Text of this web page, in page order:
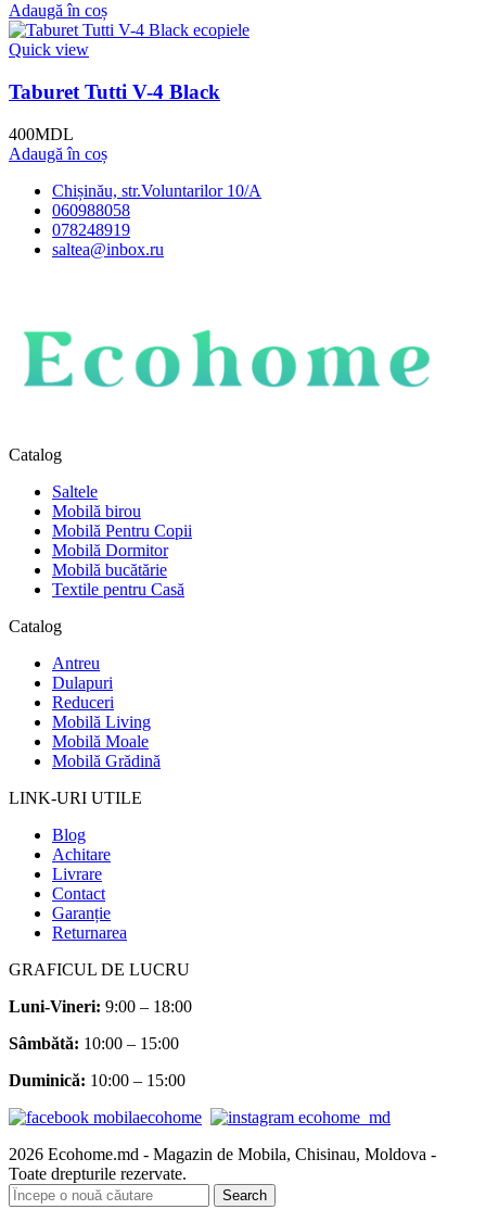
Adaugă în coș
Quick view
Taburet Tutti V-4 Black
400MDL
Adaugă în coș
Chișinău, str.Voluntarilor 10/A
060988058
078248919
saltea@inbox.ru
Catalog
Saltele
Mobilă birou
Mobilă Pentru Copii
Mobilă Dormitor
Mobilă bucătărie
Textile pentru Casă
Catalog
Antreu
Dulapuri
Reduceri
Mobilă Living
Mobilă Moale
Mobilă Grădină
LINK-URI UTILE
Blog
Achitare
Livrare
Contact
Garanție
Returnarea
GRAFICUL DE LUCRU
Luni-Vineri: 9:00 – 18:00
Sâmbătă: 10:00 – 15:00
Duminică: 10:00 – 15:00
2026 Ecohome.md - Magazin de Mobila, Chisinau, Moldova -
Toate drepturile rezervate.
Search